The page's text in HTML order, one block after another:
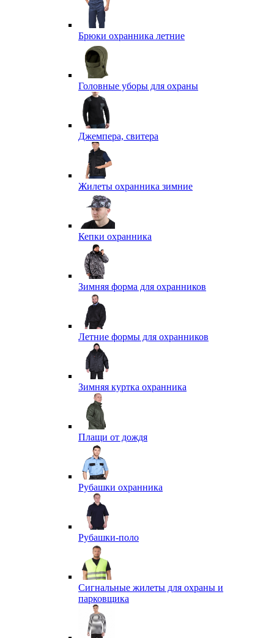
Брюки охранника летние
Головные уборы для охраны
Джемпера, свитера
Жилеты охранника зимние
Кепки охранника
Зимняя форма для охранников
Летние формы для охранников
Зимняя куртка охранника
Плащи от дождя
Рубашки охранника
Рубашки-поло
Сигнальные жилеты для охраны и
парковщика